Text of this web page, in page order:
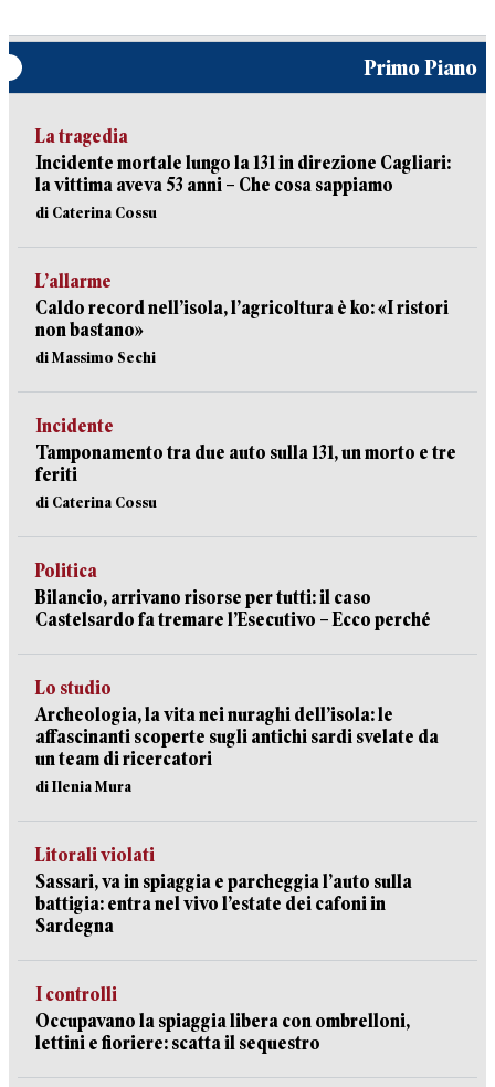
Primo Piano
La tragedia
Incidente mortale lungo la 131 in direzione Cagliari:
la vittima aveva 53 anni – Che cosa sappiamo
di Caterina Cossu
L’allarme
Caldo record nell’isola, l’agricoltura è ko: «I ristori
non bastano»
di Massimo Sechi
Incidente
Tamponamento tra due auto sulla 131, un morto e tre
feriti
di Caterina Cossu
Politica
Bilancio, arrivano risorse per tutti: il caso
Castelsardo fa tremare l’Esecutivo – Ecco perché
Lo studio
Archeologia, la vita nei nuraghi dell’isola: le
affascinanti scoperte sugli antichi sardi svelate da
un team di ricercatori
di Ilenia Mura
Litorali violati
Sassari, va in spiaggia e parcheggia l’auto sulla
battigia: entra nel vivo l’estate dei cafoni in
Sardegna
I controlli
Occupavano la spiaggia libera con ombrelloni,
lettini e fioriere: scatta il sequestro